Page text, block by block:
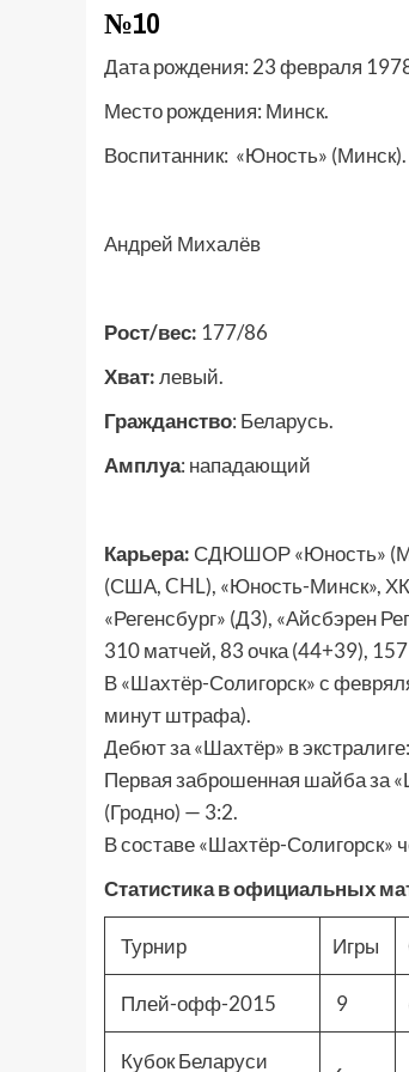
№10
Дата рождения: 23 февраля
Место рождения: Минск.
Воспитанник: «Юность» (Минск).
Андрей Михалёв
Рост/вес: 177/86
Хват:левый.
Гражданство: Беларусь.
Амплуа: нападающий
Карьера: СДЮШОР «Юность»
(США, CHL), «Юность-Минск», ХК
«Регенсбург» (Д3), «Айсбэрен
310 матчей, 83 очка (44+39),
В «Шахтёр-Солигорск» с
минут штрафа).
Дебют за «Шахтёр» в
Первая заброшенная шайба за
(Гродно) — 3:2.
В составе «Шахтёр-Солигорск»
Статистика в официальных
Турнир Игры
Плей-офф-2015 9
Кубок Беларуси